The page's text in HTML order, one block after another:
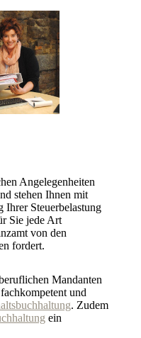
Angelegenheiten
stehen Ihnen mit
Ihrer Steuerbelastung
Sie jede Art
von den
fordert.
Mandanten
und
. Zudem
ein